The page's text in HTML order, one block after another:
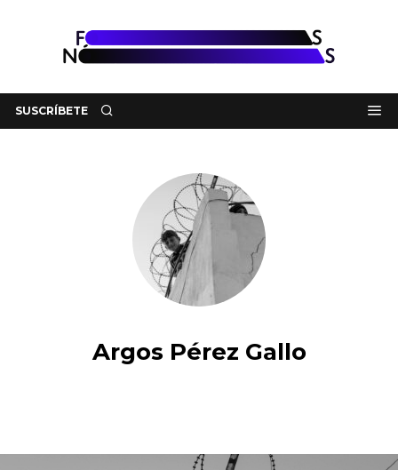
SUSCRÍBETE
Argos Pérez Gallo